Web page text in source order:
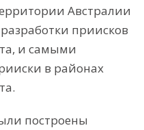
Австралии
приисков
и самыми
в районах
построены